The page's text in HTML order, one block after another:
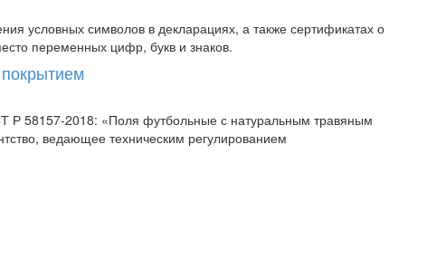
условных символов в декларациях, а также сертификатах о
переменных цифр, букв и знаков.
Р 58157-2018: «Поля футбольные с натуральным травяным
ведающее техническим регулированием